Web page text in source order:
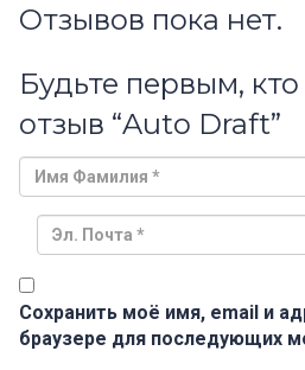
Отзывов пока нет.
Будьте первым,
отзыв “Auto Draft”
Сохранить моё имя, email и
браузере для последующих